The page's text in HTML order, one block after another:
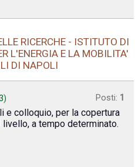
RICERCHE - ISTITUTO DI
L'ENERGIA E LA MOBILITA'
DI NAPOLI
) Posti: 1
e colloquio, per la copertura
a tempo determinato.